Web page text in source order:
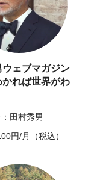
ウェブマガジン
かれば世界がわ
田村秀男
円/月（税込）